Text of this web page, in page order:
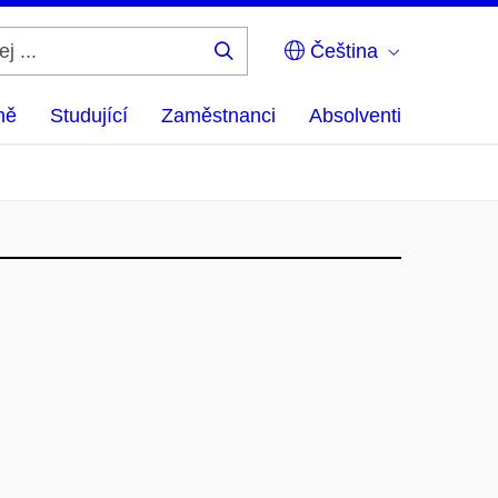
Čeština
Studující Zaměstnanci Absolventi